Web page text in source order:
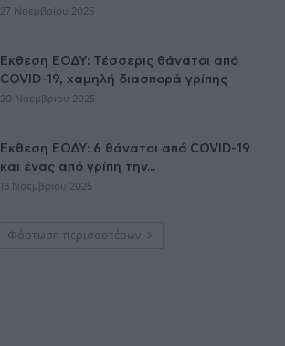
27 Νοεμβρίου 2025
Έκθεση ΕΟΔΥ: Τέσσερις θάνατοι από
COVID-19, χαμηλή διασπορά γρίπης
20 Νοεμβρίου 2025
Έκθεση ΕΟΔΥ: 6 θάνατοι από COVID-19
και ένας από γρίπη την...
13 Νοεμβρίου 2025
Φόρτωση περισσοτέρων